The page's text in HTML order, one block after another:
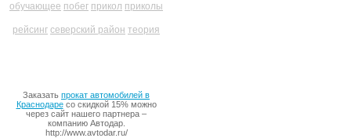
обучающее побег прикол приколы
рейсинг северский район теория
Заказать прокат автомобилей в
Краснодаресо скидкой 15% можно
через сайт нашего партнера –
компанию Автодар.
http://www.avtodar.ru/